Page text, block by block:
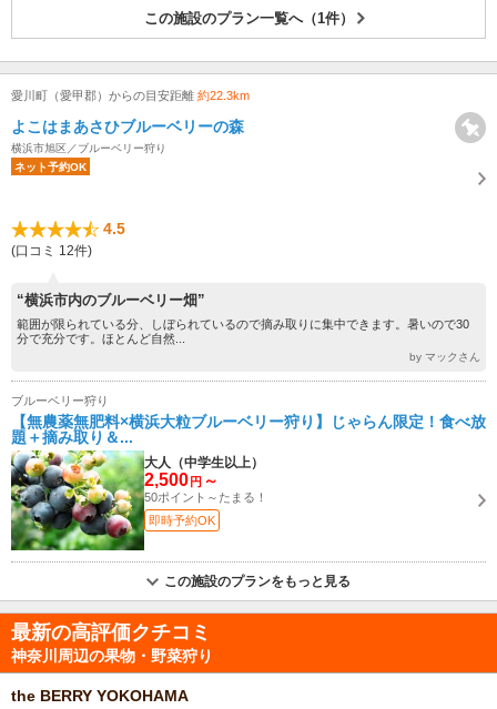
この施設のプラン一覧へ（1件）
愛川町（愛甲郡）からの目安距離 約22.3km
よこはまあさひブルーベリーの森
横浜市旭区／ブルーベリー狩り
ネット予約OK
4.5
(口コミ 12件)
“横浜市内のブルーベリー畑”
範囲が限られている分、しぼられているので摘み取りに集中できます。暑いので30
分で充分です。ほとんど自然...
by マックさん
ブルーベリー狩り
【無農薬無肥料×横浜大粒ブルーベリー狩り】じゃらん限定！食べ放
題＋摘み取り＆...
大人（中学生以上）
2,500 円 ～
50ポイント～たまる！
即時予約OK
この施設のプランをもっと見る
最新の高評価クチコミ
神奈川周辺の果物・野菜狩り
the BERRY YOKOHAMA